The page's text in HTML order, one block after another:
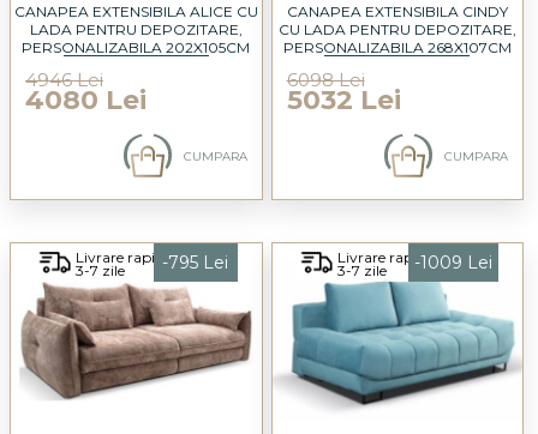
CANAPEA EXTENSIBILA ALICE CU
LADA PENTRU DEPOZITARE,
PERSONALIZABILA 202X105CM
4946 Lei
4080 Lei
CUMPARA
CANAPEA EXTENSIBILA CINDY
CU LADA PENTRU DEPOZITARE,
PERSONALIZABILA 268X107CM
6098 Lei
5032 Lei
CUMPARA
Livrare rapida
3-7 zile -795 Lei Livrare rapida
3-7 zile -1009 Lei